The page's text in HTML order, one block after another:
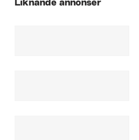
Liknande annonser